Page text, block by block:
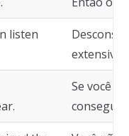
listen
Se você
consegue